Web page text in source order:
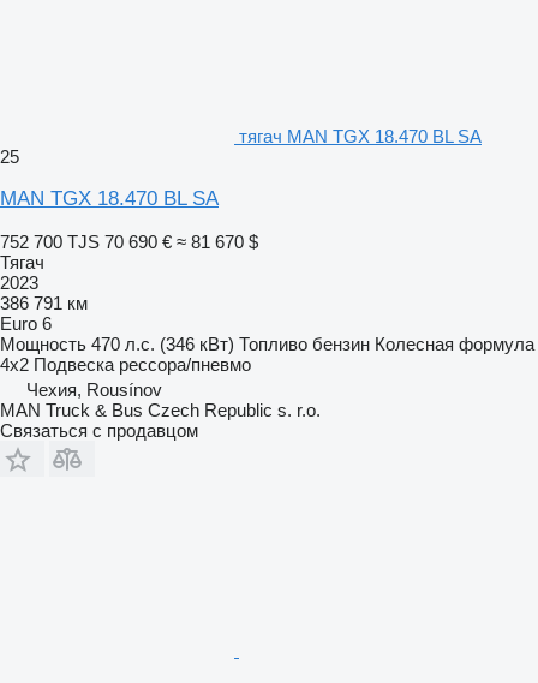
тягач MAN TGX 18.470 BL SA
25
MAN TGX 18.470 BL SA
752 700 TJS 70 690 € ≈ 81 670 $
Тягач
2023
386 791 км
Euro 6
Мощность 470 л.с. (346 кВт) Топливо бензин Колесная формула
4x2 Подвеска рессора/пневмо
Чехия, Rousínov
MAN Truck & Bus Czech Republic s. r.o.
Связаться с продавцом